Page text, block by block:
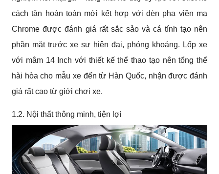
cách tân hoàn toàn mới kết hợp với đèn pha viền mạ
Chrome được đánh giá rất sắc sảo và cá tính tạo nên
phần mặt trước xe sự hiện đại, phóng khoáng. Lốp xe
với mâm 14 Inch với thiết kế thể thao tạo nên tổng thể
hài hòa cho mẫu xe đến từ Hàn Quốc, nhận được đánh
giá rất cao từ giới chơi xe.
1.2. Nội thất thông minh, tiện lợi